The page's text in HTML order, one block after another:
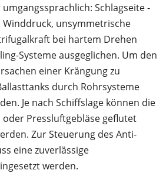
Schlagseite -
Winddruck, unsymmetrische
bei hartem Drehen
Systeme ausgeglichen. Um den
einer Krängung zu
durch Rohrsysteme
Je nach Schiffslage können die
Pressluftgebläse geflutet
Zur Steuerung des Anti-
eine zuverlässige
werden.